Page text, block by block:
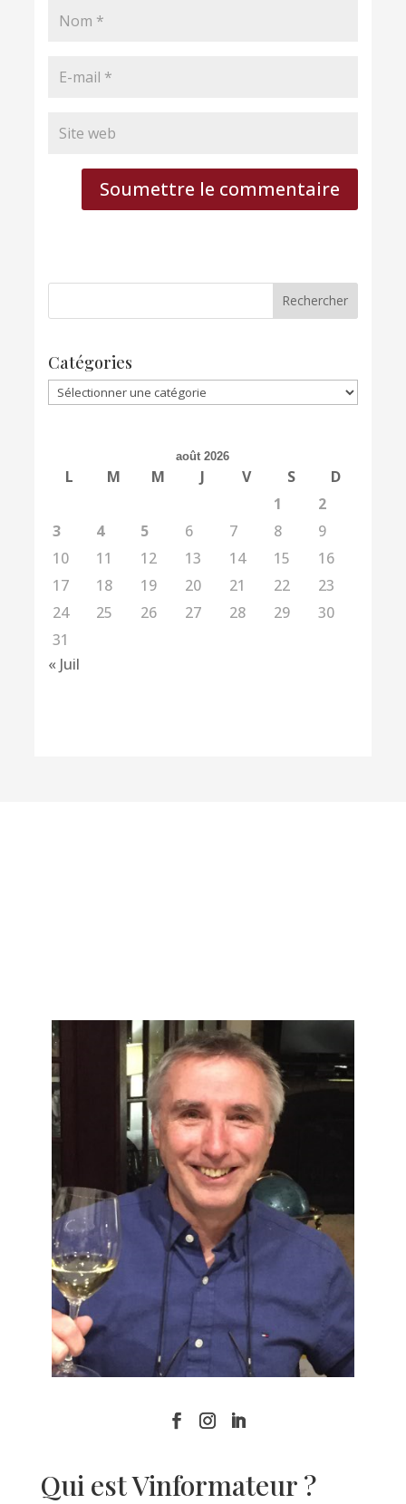
Soumettre le commentaire
Catégories
Catégories
août 2026
L M M J V S
D
1
2
3
4 5 6 7 8
9
10
11 12 13 14 15
16
17
18 19 20 21 22
23
24
25 26 27 28 29
30
31
« Juil
Qui est Vinformateur ?